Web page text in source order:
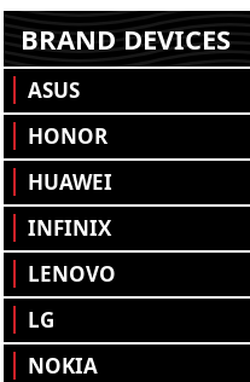
BRAND DEVICES
ASUS
HONOR
HUAWEI
INFINIX
LENOVO
LG
NOKIA